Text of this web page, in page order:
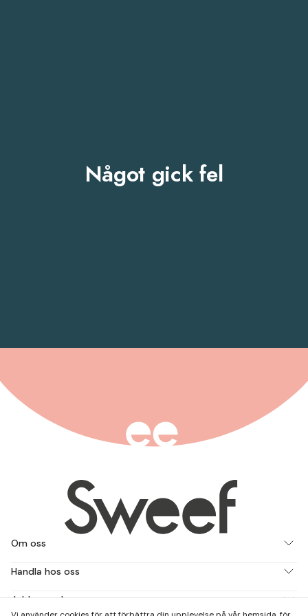
Något gick fel
Om oss
Handla hos oss
Jobba med oss